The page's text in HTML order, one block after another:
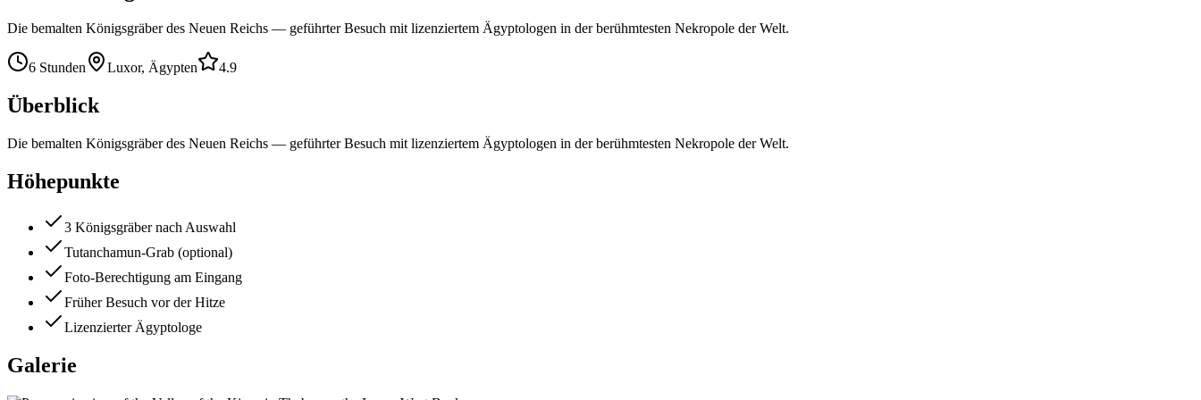
Die bemalten Königsgräber des Neuen Reichs — geführter Besuch mit lizenziertem Ägyptologen in der berühmtesten Nekropole der Welt.
6 Stunden Luxor, Ägypten 4.9
Überblick
Die bemalten Königsgräber des Neuen Reichs — geführter Besuch mit lizenziertem Ägyptologen in der berühmtesten Nekropole der Welt.
Höhepunkte
3 Königsgräber nach Auswahl
Tutanchamun-Grab (optional)
Foto-Berechtigung am Eingang
Früher Besuch vor der Hitze
Lizenzierter Ägyptologe
Galerie